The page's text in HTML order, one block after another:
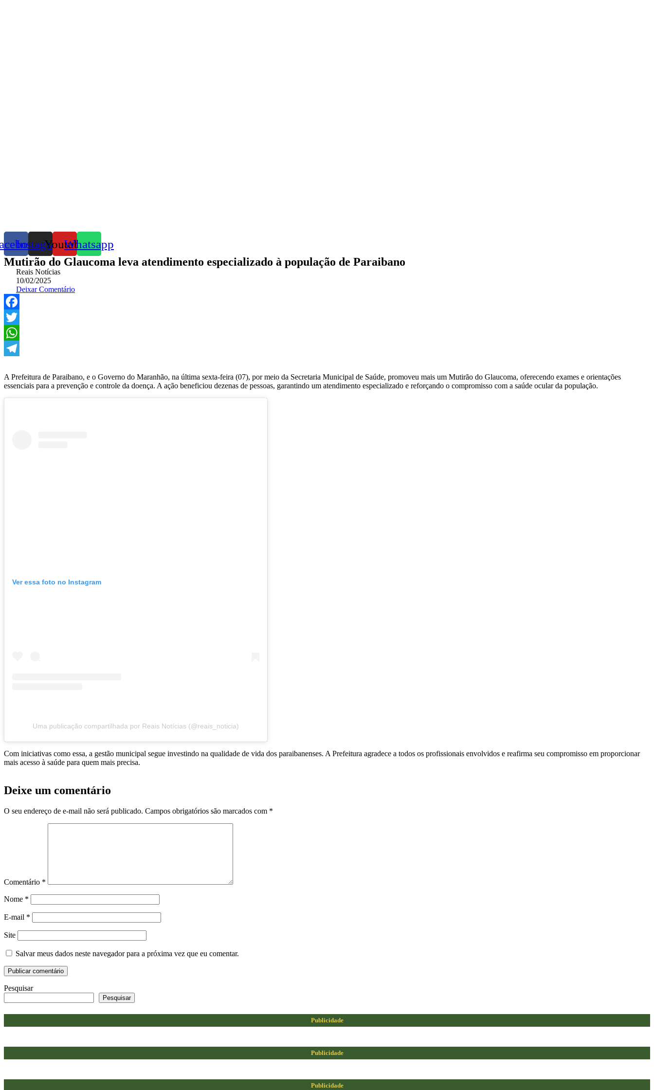
InstagramYoutubeWhatsapp
Mutirão do Glaucoma leva atendimento especializado à população de Paraibano
Reais Notícias
10/02/2025
Deixar Comentário
Facebook
Twitter
WhatsApp
A Prefeitura de Paraibano, e o Governo do Maranhão, na última sexta-feira (07), por meio da Secretaria Municipal de Saúde, promoveu mais um Mutirão do Glaucoma, oferecendo exames e orientações
essenciais para a prevenção e controle da doença. A ação beneficiou dezenas de pessoas, garantindo um atendimento especializado e reforçando o compromisso com a saúde ocular da população.
Ver essa foto no Instagram
Uma publicação compartilhada por Reais Notícias (@reais_noticia)
Com iniciativas como essa, a gestão municipal segue investindo na qualidade de vida dos paraibanenses. A Prefeitura agradece a todos os profissionais envolvidos e reafirma seu compromisso em proporcionar
mais acesso à saúde para quem mais precisa.
Deixe um comentário
O seu endereço de e-mail não será publicado. Campos obrigatórios são marcados com *
Comentário *
Nome *
E-mail *
Site
Salvar meus dados neste navegador para a próxima vez que eu comentar.
Pesquisar
Pesquisar
Publicidade
Publicidade
Publicidade